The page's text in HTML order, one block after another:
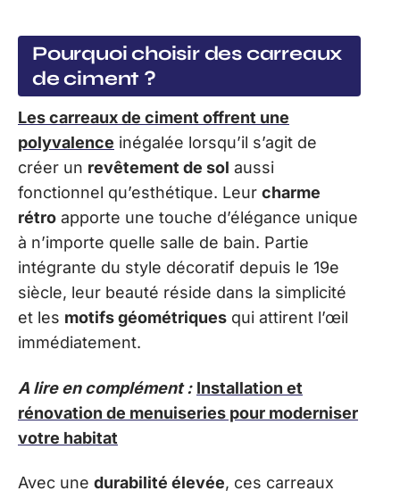
Pourquoi choisir des carreaux
de ciment ?
Les carreaux de ciment offrent une
polyvalence inégalée lorsqu’il s’agit de
créer un revêtement de sol aussi
fonctionnel qu’esthétique. Leur charme
rétro apporte une touche d’élégance unique
à n’importe quelle salle de bain. Partie
intégrante du style décoratif depuis le 19e
siècle, leur beauté réside dans la simplicité
et les motifs géométriques qui attirent l’œil
immédiatement.
A lire en complément : Installation et
rénovation de menuiseries pour moderniser
votre habitat
Avec une durabilité élevée, ces carreaux